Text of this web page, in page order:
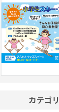
カテゴリ